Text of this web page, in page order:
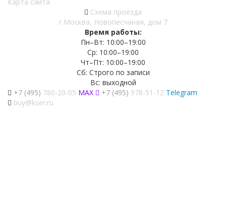
Схема проезда
г.Москва, Новопесчаная, дом 7
Время работы:
Пн–Вт: 10:00–19:00
Ср: 10:00–19:00
Чт–Пт: 10:00–19:00
Сб: Строго по записи
Вс: выходной
+7 (495) 780-20-05 MAX +7 (495) 978-51-12 Telegram
buy@kser.ru